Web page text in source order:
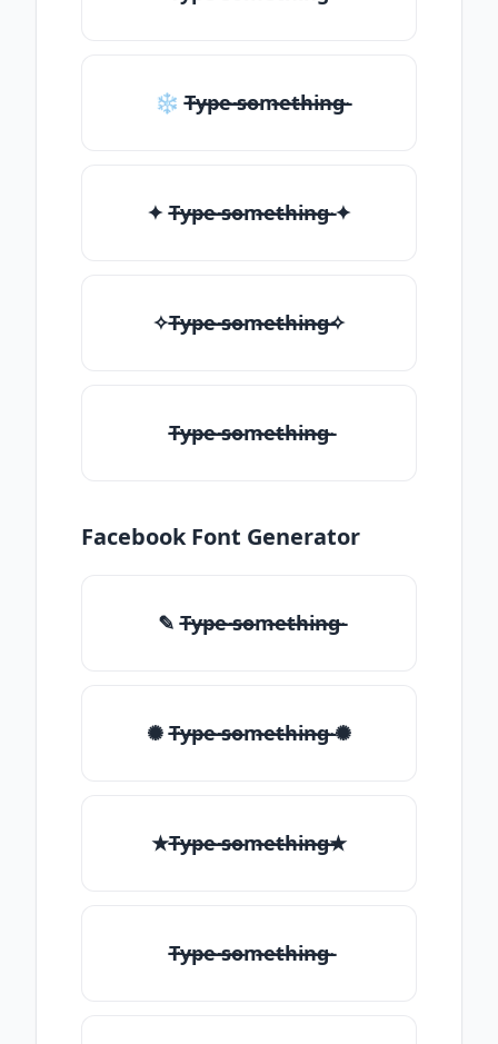
❄ T̶̴y̶̴p̶̴e̶̴ ̶̴s̶̴o̶̴m̶̴e̶̴t̶̴h̶̴i̶̴n̶̴g̶̴
✦ T̶̴y̶̴p̶̴e̶̴ ̶̴s̶̴o̶̴m̶̴e̶̴t̶̴h̶̴i̶̴n̶̴g̶̴ ✦
✧T̶̴y̶̴p̶̴e̶̴ ̶̴s̶̴o̶̴m̶̴e̶̴t̶̴h̶̴i̶̴n̶̴g̶̴✧
T̶̴y̶̴p̶̴e̶̴ ̶̴s̶̴o̶̴m̶̴e̶̴t̶̴h̶̴i̶̴n̶̴g̶̴
Facebook Font Generator
✎ T̶̴y̶̴p̶̴e̶̴ ̶̴s̶̴o̶̴m̶̴e̶̴t̶̴h̶̴i̶̴n̶̴g̶̴
✺ T̶̴y̶̴p̶̴e̶̴ ̶̴s̶̴o̶̴m̶̴e̶̴t̶̴h̶̴i̶̴n̶̴g̶̴ ✺
★T̶̴y̶̴p̶̴e̶̴ ̶̴s̶̴o̶̴m̶̴e̶̴t̶̴h̶̴i̶̴n̶̴g̶̴★
T̶̴y̶̴p̶̴e̶̴ ̶̴s̶̴o̶̴m̶̴e̶̴t̶̴h̶̴i̶̴n̶̴g̶̴